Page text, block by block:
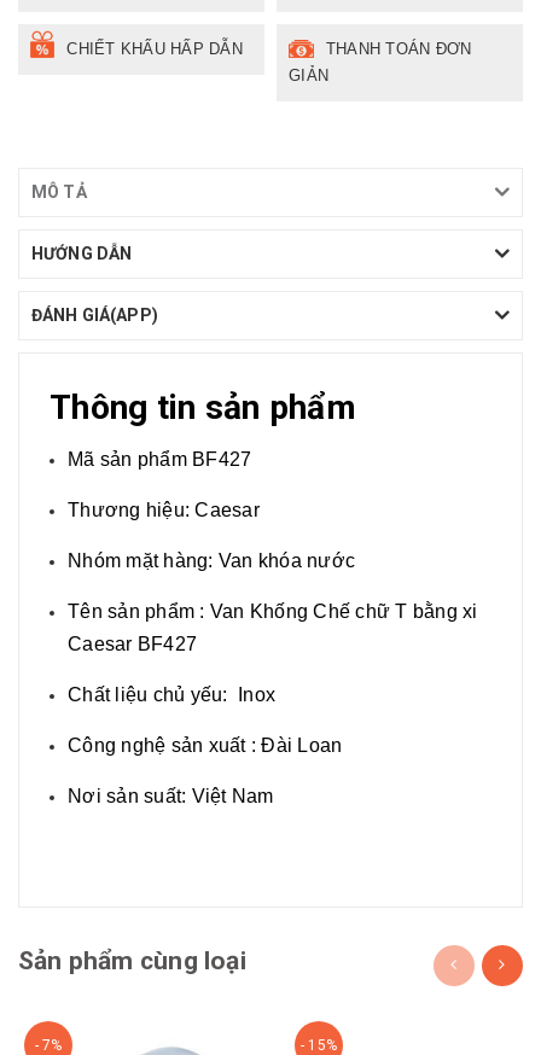
CHIẾT KHẤU HẤP DẪN
THANH TOÁN ĐƠN
GIẢN
MÔ TẢ
HƯỚNG DẪN
ĐÁNH GIÁ(APP)
Thông tin sản phẩm
Mã sản phẩm BF427
Thương hiệu: Caesar
Nhóm mặt hàng: Van khóa nước
Tên sản phẩm : Van Khống Chế chữ T bằng xi
Caesar BF427
Chất liệu chủ yếu: Inox
Công nghệ sản xuất : Đài Loan
Nơi sản suất: Việt Nam
Sản phẩm cùng loại
- 7% - 15%